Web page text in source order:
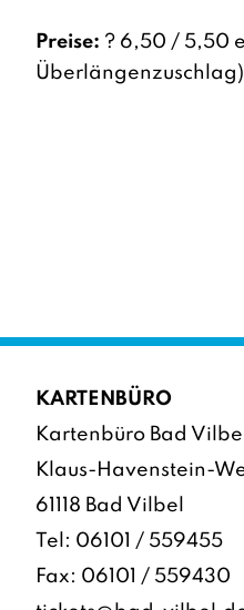
Preise: ? 6,50 / 5,50
Überlängenzuschlag)
KARTENBÜRO
Kartenbüro Bad Vilbel
Klaus-Havenstein-
61118 Bad Vilbel
Tel: 06101 / 559455
Fax: 06101 / 559430